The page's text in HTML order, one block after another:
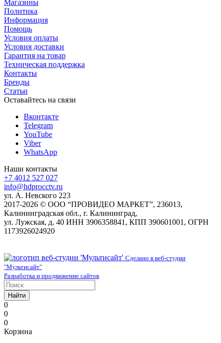
Магазины
Политика
Информация
Помощь
Условия оплаты
Условия доставки
Гарантия на товар
Техническая поддержка
Контакты
Бренды
Статьи
Оставайтесь на связи
Вконтакте
Telegram
YouTube
Viber
WhatsApp
Наши контакты
+7 4012 527 027
info@hdprocctv.ru
ул. А. Невского 223
2017-2026 © ООО “ПРОВИДЕО МАРКЕТ”, 236013,
Калининградская обл., г. Калининград,
ул. Лужская, д. 40 ИНН 3906358841, КПП 390601001, ОГРН
1173926024920
Сделано в веб-студии
"Мультисайт"
Разработка и продвижение сайтов
Найти
0
0
0
Корзина